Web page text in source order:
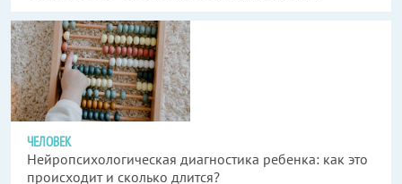
ЧЕЛОВЕК
Нейропсихологическая диагностика ребенка: как это
происходит и сколько длится?